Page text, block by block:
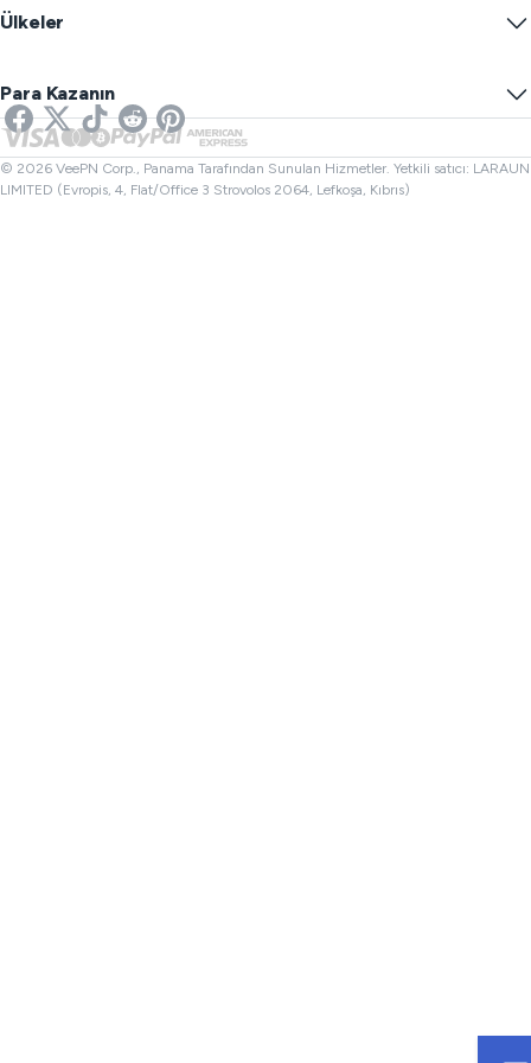
Blog
Çerez Tercihleri
Anonim IP
Yayın İçin VPN
Netflix VPN
IP'nizi Gizleyin
Çevrimiçi SMS
Bağlantı Kontrolü
Dosya Kontrol
Ülkeler
Birleşik Krallık VPN
Kanada VPN
Türkiye VPN
Para Kazanın
Ortaklar
© 2026 VeePN Corp., Panama Tarafından Sunulan Hizmetler. Yetkili satıcı: LARAUN
LIMITED (Evropis, 4, Flat/Office 3 Strovolos 2064, Lefkoşa, Kıbrıs)